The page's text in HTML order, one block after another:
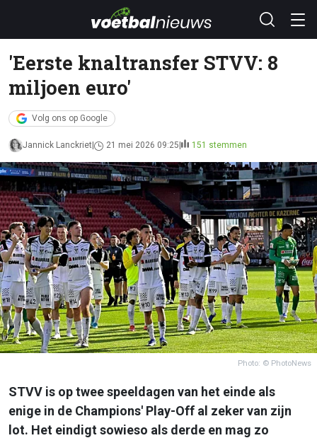
'Eerste knaltransfer STVV: 8
miljoen euro'
Volg ons op Google
Jannick Lanckriet 21 mei 2026 09:25 151 stemmen
Photo: © PhotoNews
STVV is op twee speeldagen van het einde als
enige in de Champions' Play-Off al zeker van zijn
lot. Het eindigt sowieso als derde en mag zo